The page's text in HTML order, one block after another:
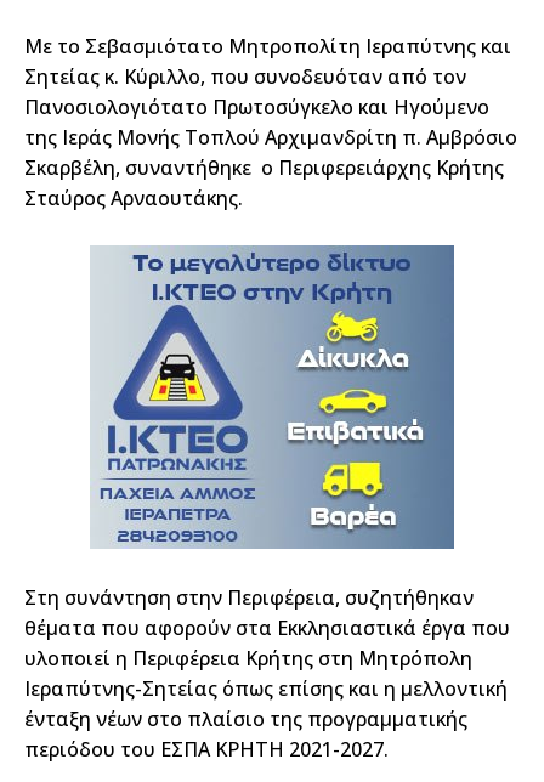
Με το Σεβασμιότατο Μητροπολίτη Ιεραπύτνης και
Σητείας κ. Κύριλλο, που συνοδευόταν από τον
Πανοσιολογιότατο Πρωτοσύγκελο και Ηγούμενο
της Ιεράς Μονής Τοπλού Αρχιμανδρίτη π. Αμβρόσιο
Σκαρβέλη, συναντήθηκε ο Περιφερειάρχης Κρήτης
Σταύρος Αρναουτάκης.
Στη συνάντηση στην Περιφέρεια, συζητήθηκαν
θέματα που αφορούν στα Εκκλησιαστικά έργα που
υλοποιεί η Περιφέρεια Κρήτης στη Μητρόπολη
Ιεραπύτνης-Σητείας όπως επίσης και η μελλοντική
ένταξη νέων στο πλαίσιο της προγραμματικής
περιόδου του ΕΣΠΑ ΚΡΗΤΗ 2021-2027.